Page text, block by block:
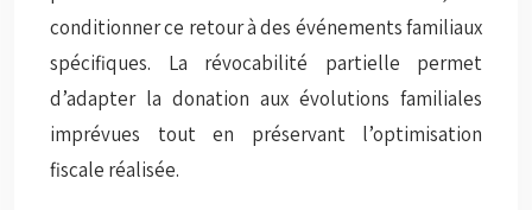
conditionner ce retour à des événements familiaux
spécifiques. La révocabilité partielle permet
d’adapter la donation aux évolutions familiales
imprévues tout en préservant l’optimisation
fiscale réalisée.